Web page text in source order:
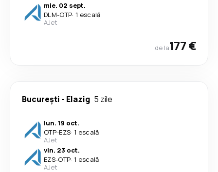
mie. 02 sept.
DLM-OTP· 1 escală
AJet
de la177 €
București - Elazig 5 zile
lun. 19 oct.
OTP-EZS· 1 escală
AJet
vin. 23 oct.
EZS-OTP· 1 escală
AJet